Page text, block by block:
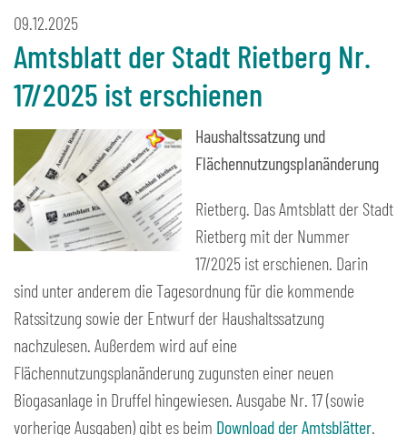
09.12.2025
Amtsblatt der Stadt Rietberg Nr.
17/2025 ist erschienen
Haushaltssatzung und
Flächennutzungsplanänderung
Rietberg. Das Amtsblatt der Stadt
Rietberg mit der Nummer
17/2025 ist erschienen. Darin
sind unter anderem die Tagesordnung für die kommende
Ratssitzung sowie der Entwurf der Haushaltssatzung
nachzulesen. Außerdem wird auf eine
Flächennutzungsplanänderung zugunsten einer neuen
Biogasanlage in Druffel hingewiesen. Ausgabe Nr. 17 (sowie
vorherige Ausgaben) gibt es beim Download der Amtsblätter.